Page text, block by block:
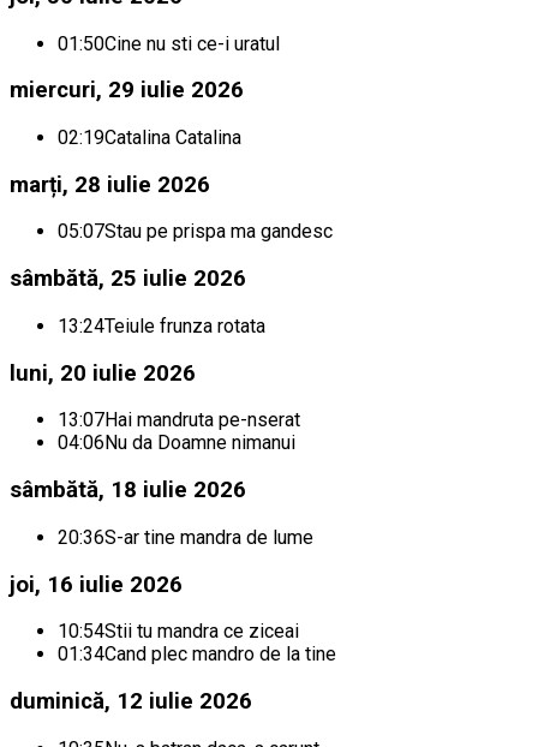
01:50Cine nu sti ce-i uratul
miercuri, 29 iulie 2026
02:19Catalina Catalina
marți, 28 iulie 2026
05:07Stau pe prispa ma gandesc
sâmbătă, 25 iulie 2026
13:24Teiule frunza rotata
luni, 20 iulie 2026
13:07Hai mandruta pe-nserat
04:06 Nu da Doamne nimanui
sâmbătă, 18 iulie 2026
20:36S-ar tine mandra de lume
joi, 16 iulie 2026
10:54Stii tu mandra ce ziceai
01:34Cand plec mandro de la tine
duminică, 12 iulie 2026